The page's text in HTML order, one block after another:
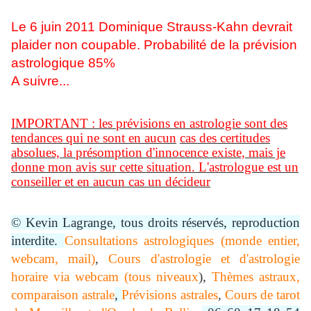
Le 6 juin 2011 Dominique Strauss-Kahn devrait
plaider non coupable. Probabilité de la prévision
astrologique 85%
A suivre...
IMPORTANT : les prévisions en astrologie sont des
tendances qui ne sont en aucun cas des certitudes
absolues, la présomption d'innocence existe, mais je
donne mon avis sur cette situation. L'astrologue est un
conseiller et en aucun cas un décideur
© Kevin Lagrange, tous droits réservés, reproduction
interdite. Consultations astrologiques (monde entier,
webcam, mail),Cours d'astrologie et d'astrologie
horaire via webcam (tous niveaux), Thèmes astraux,
comparaison astrale,Prévisions astrales, Cours de tarot